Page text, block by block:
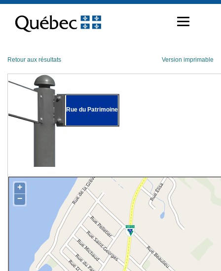
contenu
Retour aux résultats Version imprimable
Rue du Patrimoine
+
−